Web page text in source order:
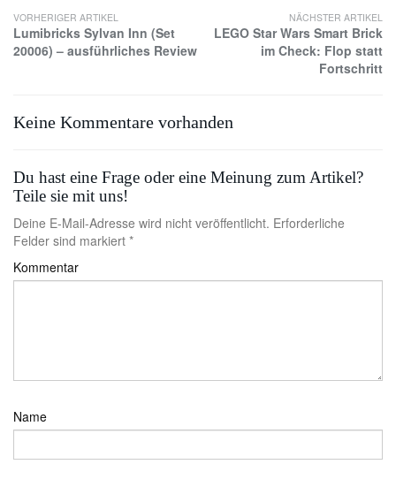
VORHERIGER ARTIKEL
Lumibricks Sylvan Inn (Set
20006) – ausführliches Review
NÄCHSTER ARTIKEL
LEGO Star Wars Smart Brick
im Check: Flop statt
Fortschritt
Keine Kommentare vorhanden
Du hast eine Frage oder eine Meinung zum Artikel?
Teile sie mit uns!
Deine E-Mail-Adresse wird nicht veröffentlicht. Erforderliche
Felder sind markiert *
Kommentar
Name